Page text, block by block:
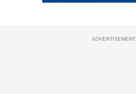
ADVERTISEMENT